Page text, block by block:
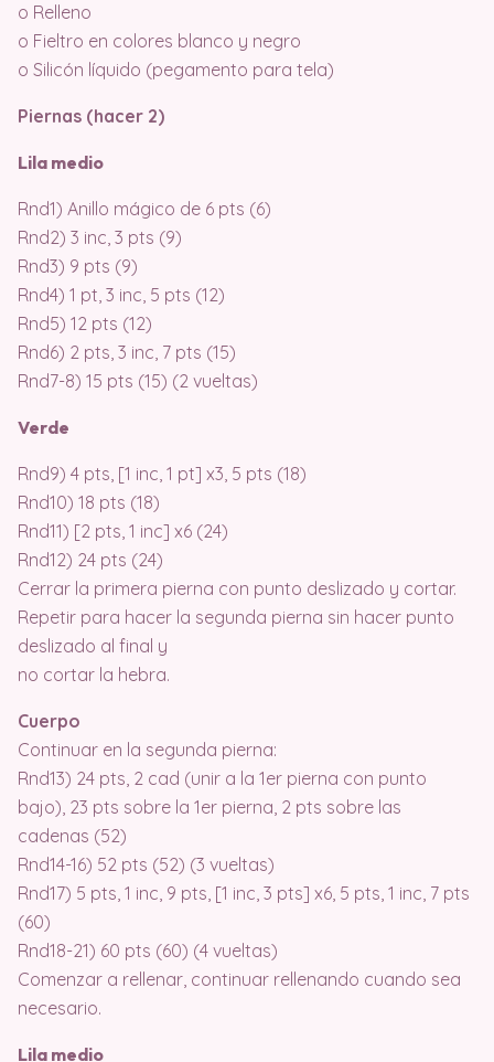
o Relleno
o Fieltro en colores blanco y negro
o Silicón líquido (pegamento para tela)
Piernas (hacer 2)
Lila medio
Rnd1) Anillo mágico de 6 pts (6)
Rnd2) 3 inc, 3 pts (9)
Rnd3) 9 pts (9)
Rnd4) 1 pt, 3 inc, 5 pts (12)
Rnd5) 12 pts (12)
Rnd6) 2 pts, 3 inc, 7 pts (15)
Rnd7-8) 15 pts (15) (2 vueltas)
Verde
Rnd9) 4 pts, [1 inc, 1 pt] x3, 5 pts (18)
Rnd10) 18 pts (18)
Rnd11) [2 pts, 1 inc] x6 (24)
Rnd12) 24 pts (24)
Cerrar la primera pierna con punto deslizado y cortar.
Repetir para hacer la segunda pierna sin hacer punto
deslizado al final y
no cortar la hebra.
Cuerpo
Continuar en la segunda pierna:
Rnd13) 24 pts, 2 cad (unir a la 1er pierna con punto
bajo), 23 pts sobre la 1er pierna, 2 pts sobre las
cadenas (52)
Rnd14-16) 52 pts (52) (3 vueltas)
Rnd17) 5 pts, 1 inc, 9 pts, [1 inc, 3 pts] x6, 5 pts, 1 inc, 7 pts
(60)
Rnd18-21) 60 pts (60) (4 vueltas)
Comenzar a rellenar, continuar rellenando cuando sea
necesario.
Lila medio